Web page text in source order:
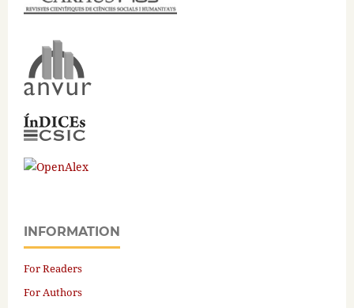
INFORMATION
For Readers
For Authors